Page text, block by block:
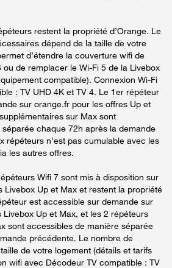
restent la propriété d’Orange. Le
dépend de la taille de votre
d’étendre la couverture wifi de
ou de remplacer le Wi-Fi 5 de la Livebox
compatible). Connexion Wi-Fi
: TV UHD 4K et TV 4. Le 1er répéteur
sur orange.fr pour les offres Up et
sur Max sont
chaque 72h après la demande
répéteurs n’est pas cumulable avec les
les autres offres.
Wifi 7 sont mis à disposition sur
Livebox Up et Max et restent la propriété
est accessible sur demande sur
Up et Max, et les 2 répéteurs
sont accessibles de manière séparée
précédente. Le nombre de
de votre logement (détails et tarifs
wifi avec Décodeur TV compatible : TV